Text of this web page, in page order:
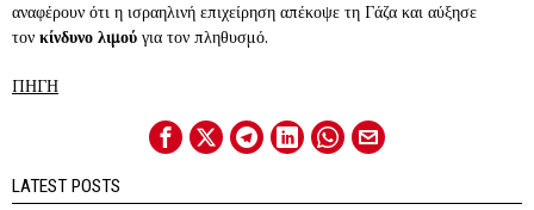
αναφέρουν ότι η ισραηλινή επιχείρηση απέκοψε τη Γάζα και αύξησε
τον κίνδυνο λιμού για τον πληθυσμό.
ΠΗΓΗ
LATEST POSTS